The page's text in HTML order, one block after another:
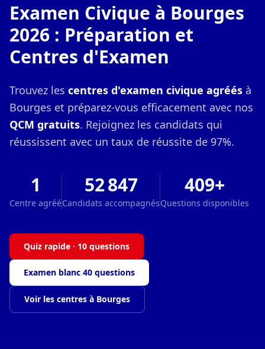
Examen Civique à Bourges
2026 : Préparation et
Centres d'Examen
Trouvez les centres d'examen civique agréés à
Bourges et préparez-vous efficacement avec nos
QCM gratuits. Rejoignez les candidats qui
réussissent avec un taux de réussite de 97%.
1
Centre agréé
52 847
Candidats accompagnés
409+
Questions disponibles
Quiz rapide · 10 questions
Examen blanc 40 questions
Voir les centres à Bourges